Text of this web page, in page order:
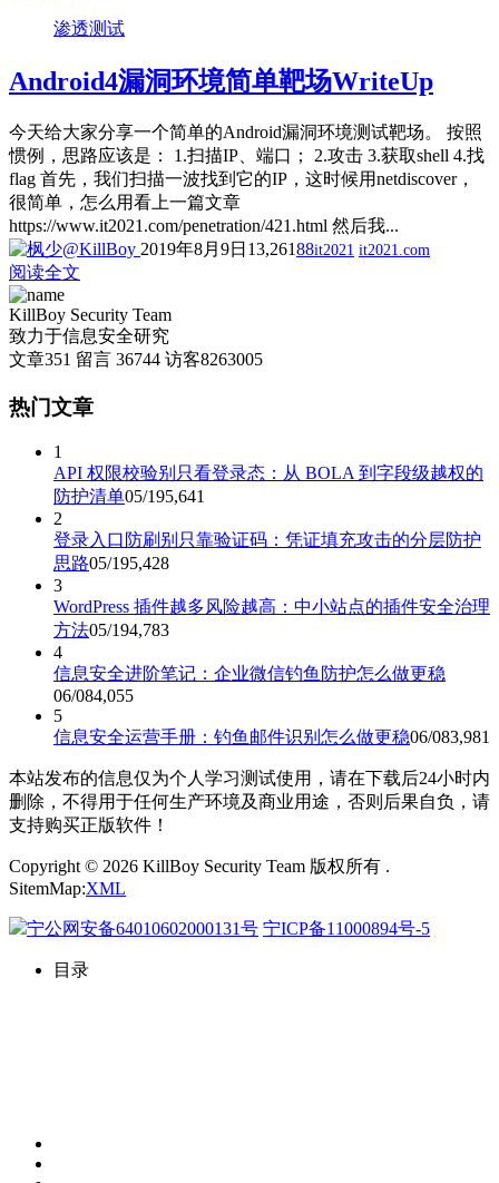
渗透测试
Android4漏洞环境简单靶场WriteUp
今天给大家分享一个简单的Android漏洞环境测试靶场。 按照
惯例，思路应该是： 1.扫描IP、端口； 2.攻击 3.获取shell 4.找
flag 首先，我们扫描一波找到它的IP，这时候用netdiscover，
很简单，怎么用看上一篇文章
https://www.it2021.com/penetration/421.html 然后我...
2019年8月9日 13,26188it2021 it2021.com
阅读全文
KillBoy Security Team
致力于信息安全研究
文章351 留言 36744 访客8263005
热门文章
1
API 权限校验别只看登录态：从 BOLA 到字段级越权的
防护清单05/195,641
2
登录入口防刷别只靠验证码：凭证填充攻击的分层防护
思路05/195,428
3
WordPress 插件越多风险越高：中小站点的插件安全治理
方法05/194,783
4
信息安全进阶笔记：企业微信钓鱼防护怎么做更稳
06/084,055
5
信息安全运营手册：钓鱼邮件识别怎么做更稳06/083,981
本站发布的信息仅为个人学习测试使用，请在下载后24小时内
删除，不得用于任何生产环境及商业用途，否则后果自负，请
支持购买正版软件！
Copyright © 2026 KillBoy Security Team 版权所有 .
SitemMap:XML
宁公网安备64010602000131号 宁ICP备11000894号-5
目录